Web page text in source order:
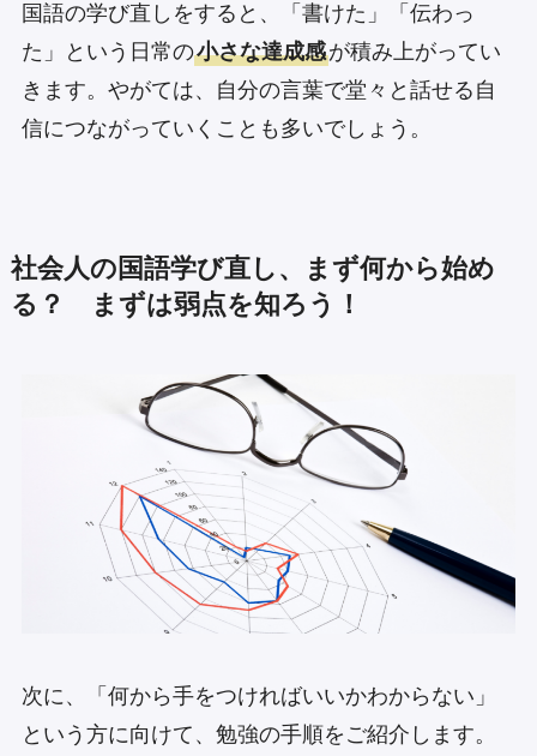
国語の学び直しをすると、「書けた」「伝わっ
た」という日常の小さな達成感が積み上がってい
きます。やがては、自分の言葉で堂々と話せる自
信につながっていくことも多いでしょう。
社会人の国語学び直し、まず何から始め
る？ まずは弱点を知ろう！
次に、「何から手をつければいいかわからない」
という方に向けて、勉強の手順をご紹介します。